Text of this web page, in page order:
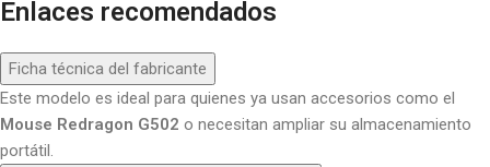
Enlaces recomendados
Ficha técnica del fabricante
Este modelo es ideal para quienes ya usan accesorios como el
Mouse Redragon G502 o necesitan ampliar su almacenamiento
portátil.